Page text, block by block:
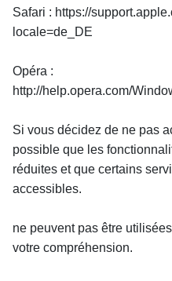
Safari : https://
locale=de_DE
Opéra :
http://help.opera.com/
Si vous décidez de ne pas
possible que les
réduites et que certains
accessibles.
ne peuvent pas être
votre compréhension.